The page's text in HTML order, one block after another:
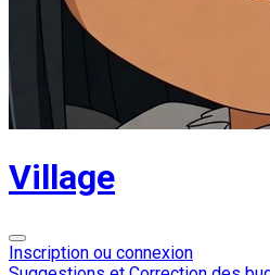
Village
Inscription ou connexion